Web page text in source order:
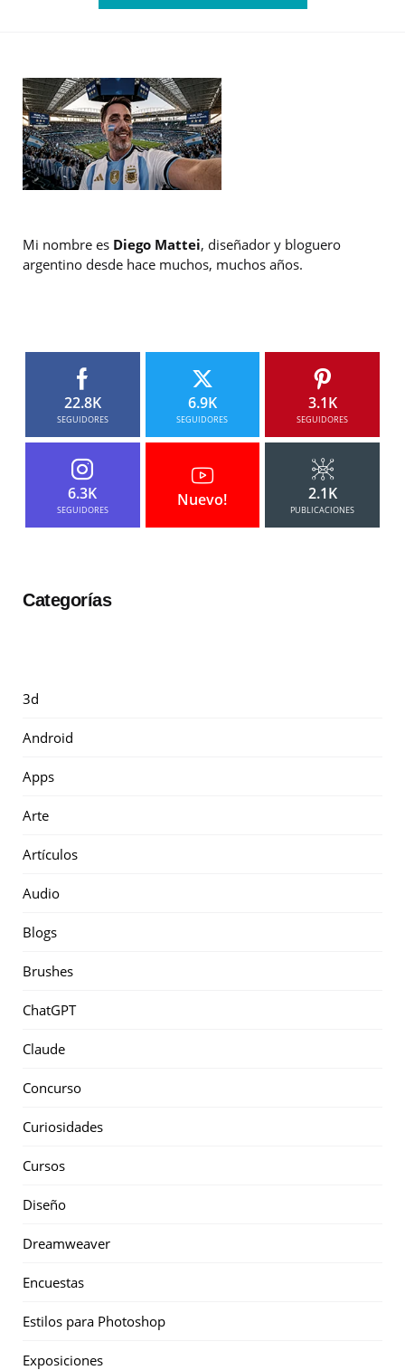
Mi nombre es Diego Mattei, diseñador y bloguero
argentino desde hace muchos, muchos años.
22.8K
SEGUIDORES
6.9K
SEGUIDORES
3.1K
SEGUIDORES
6.3K
SEGUIDORES
Nuevo! 2.1K
PUBLICACIONES
Categorías
3d
Android
Apps
Arte
Artículos
Audio
Blogs
Brushes
ChatGPT
Claude
Concurso
Curiosidades
Cursos
Diseño
Dreamweaver
Encuestas
Estilos para Photoshop
Exposiciones